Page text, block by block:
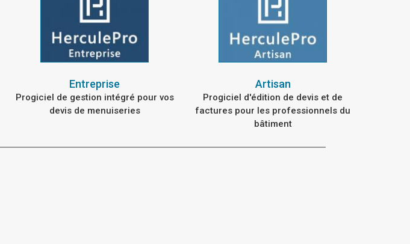
Entreprise
Progiciel de gestion intégré pour vos
devis de menuiseries
Artisan
Progiciel d'édition de devis et de
factures pour les professionnels du
bâtiment